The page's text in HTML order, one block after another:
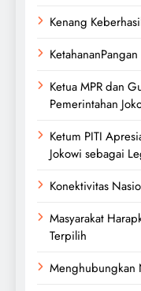
Kenang
KetahananPangan
Ketua MPR dan
Pemerintahan
Ketum PITI
Jokowi sebagai
Konektivitas
Masyarakat
Terpilih
Menghubungkan